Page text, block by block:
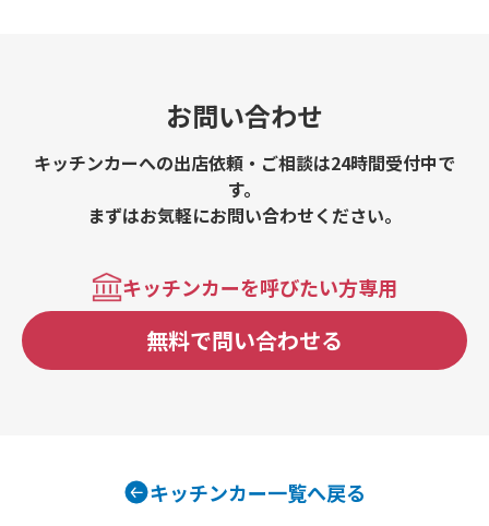
お問い合わせ
キッチンカーへの出店依頼・ご相談は24時間受付中で
す。
まずはお気軽にお問い合わせください。
キッチンカーを呼びたい方専用
無料で問い合わせる
キッチンカー一覧へ戻る